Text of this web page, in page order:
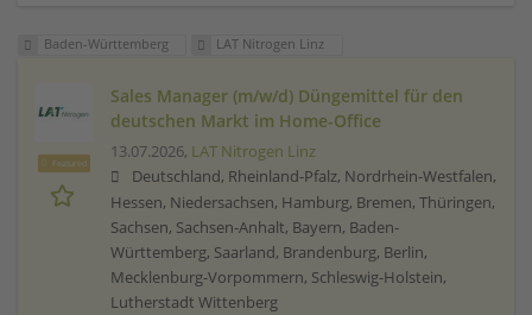
Baden-Württemberg LAT Nitrogen Linz
Featured
Sales Manager (m/w/d) Düngemittel für den
deutschen Markt im Home-Office
13.07.2026, LAT Nitrogen Linz
Deutschland, Rheinland-Pfalz, Nordrhein-Westfalen,
Hessen, Niedersachsen, Hamburg, Bremen, Thüringen,
Sachsen, Sachsen-Anhalt, Bayern, Baden-
Württemberg, Saarland, Brandenburg, Berlin,
Mecklenburg-Vorpommern, Schleswig-Holstein,
Lutherstadt Wittenberg